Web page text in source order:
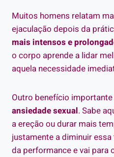
Muitos homens relatam
ejaculação depois da
mais intensos e
o corpo aprende a lidar
aquela necessidade
Outro benefício importante
ansiedade sexual. Sabe
a ereção ou durar mais
justamente a diminuir
da performance e vai para